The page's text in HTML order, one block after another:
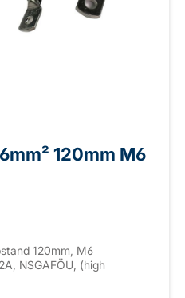
120mm M6
120mm, M6
NSGAFÖU, (high